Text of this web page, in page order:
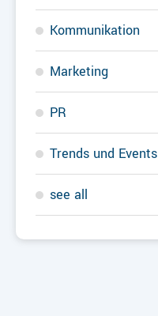
Kommunikation
Marketing
PR
Trends und Events
see all